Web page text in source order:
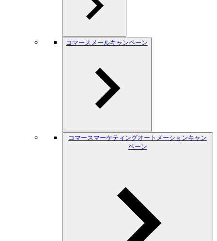
コマースメールキャンペーン
コマースマーケティングオートメーションキャン
ペーン